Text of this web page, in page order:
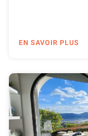
EN SAVOIR PLUS